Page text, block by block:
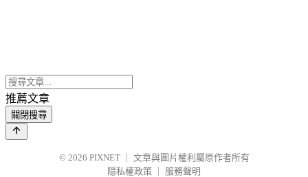
推薦文章
關閉搜尋
© 2026 PIXNET
文章與圖片權利屬原作者所有
隱私權政策
服務聲明